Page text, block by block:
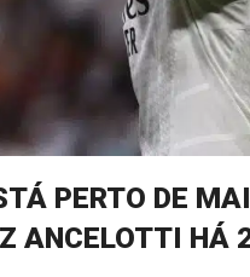
PERTO DE
ANCELOTTI HÁ